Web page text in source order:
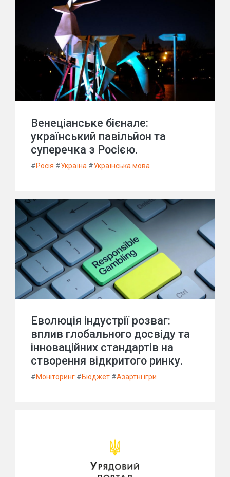
Венеціанське бієнале:
український павільйон та
суперечка з Росією.
#Росія #Україна #Українська мова
Еволюція індустрії розваг:
вплив глобального досвіду та
інноваційних стандартів на
створення відкритого ринку.
#Моніторинг #Бюджет #Азартні ігри